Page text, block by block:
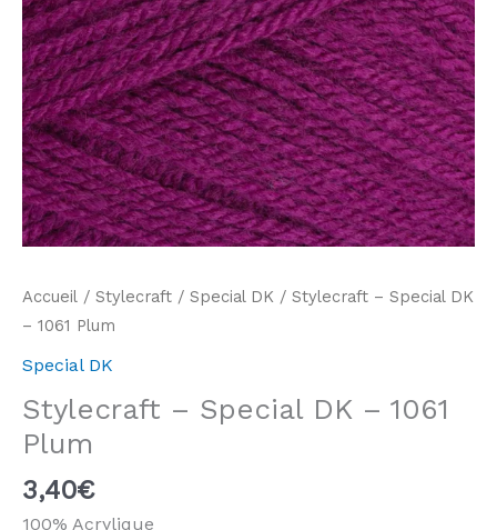
Accueil / Stylecraft / Special DK / Stylecraft – Special DK
– 1061 Plum
Special DK
Stylecraft – Special DK – 1061
Plum
3,40€
100% Acrylique